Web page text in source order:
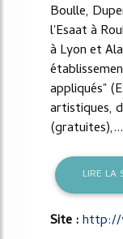
Boulle,
l'Esaat à
à Lyon et
appliqués"
artistiques,
(gratuites),...
LIRE LA
Site :http://